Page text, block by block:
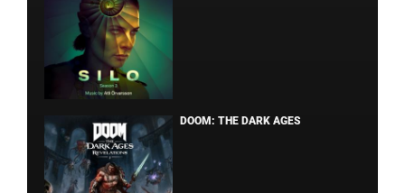
DOOM: THE DARK AGES